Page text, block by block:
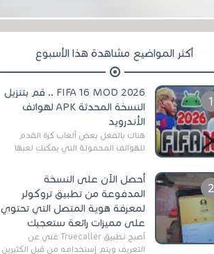
أكثر المواضيع مشاهدة هذا الأسبوع
FIFA 16 MOD 2026 .. قم بتنزيل
النسخة المحدثة APK لهواتف
الأندرويد
هناك بالفعل بعض ألعاب كرة القدم
للهواتف المحمولة التي يمكنك لعبها
مثل EA Sports ...
أحصل الآن على النسخة
المدفوعة من تطبيق تروكولر
لمعرفة هوية المتصل التي تحتوي
على مميزات رائعة ستعجبك
أصبح تطبيق Truecaller غني عن
التعريف ويتم إستخدامه من قبل الكثيرين